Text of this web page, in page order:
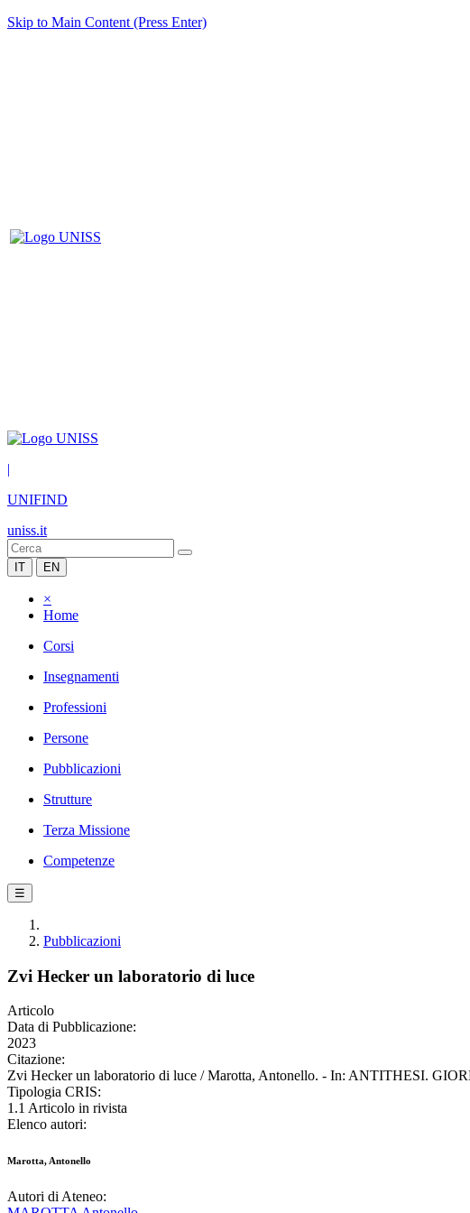
Skip to Main Content (Press Enter)
|
UNIFIND
uniss.it
IT EN
×
Home
Corsi
Insegnamenti
Professioni
Persone
Pubblicazioni
Strutture
Terza Missione
Competenze
☰
Pubblicazioni
Zvi Hecker un laboratorio di luce
Articolo
Data di Pubblicazione:
2023
Citazione:
Zvi Hecker un laboratorio di luce / Marotta, Antonello. - In: ANTITHESI.
Tipologia CRIS:
1.1 Articolo in rivista
Elenco autori:
Marotta, Antonello
Autori di Ateneo: